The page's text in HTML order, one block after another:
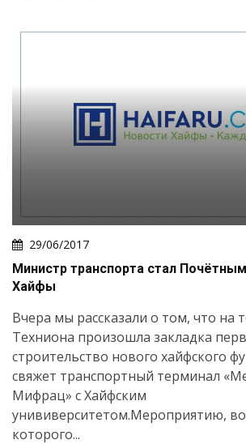
29/06/2017
Министр транспорта стал
Хайфы
Вчера мы рассказали о том, что на
Техниона произошла закладка
строительство нового хайфского
свяжет транспортный терминал
Мифрац» с Хайфским
унививерситетом.Мероприятию,
которого...